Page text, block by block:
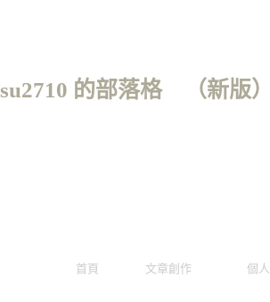
su2710 的部落格（新版
首頁 文章創作 個